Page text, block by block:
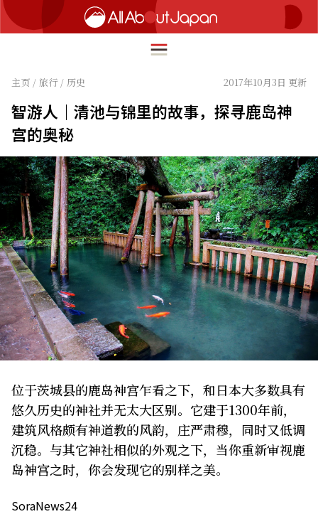
简体中文
繁體中文
ภาษาไทย
한국어
日本語
HOME
旅行
美食
文化
热点
生活
关于我们
主页 / 旅行 / 历史 2017年10月3日 更新
智游人｜清池与锦里的故事，探寻鹿岛神
宫的奥秘
位于茨城县的鹿岛神宫乍看之下，和日本大多数具有
悠久历史的神社并无太大区别。它建于1300年前，
建筑风格颇有神道教的风韵，庄严肃穆，同时又低调
沉稳。与其它神社相似的外观之下，当你重新审视鹿
岛神宫之时，你会发现它的别样之美。
SoraNews24